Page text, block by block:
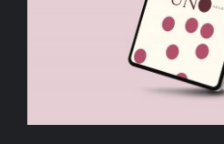
AÑADIR AL CARRITO